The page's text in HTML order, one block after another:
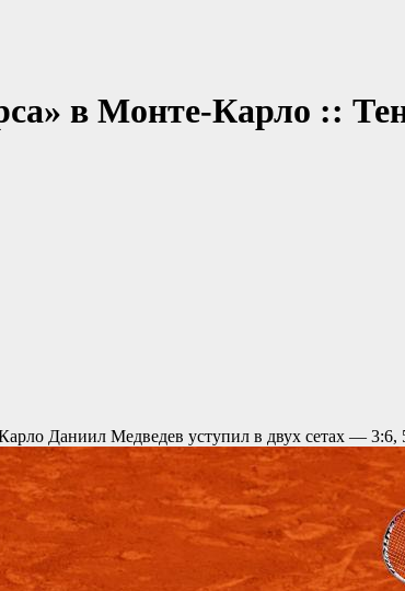
в Монте-Карло ::
Даниил Медведев уступил в двух сетах —